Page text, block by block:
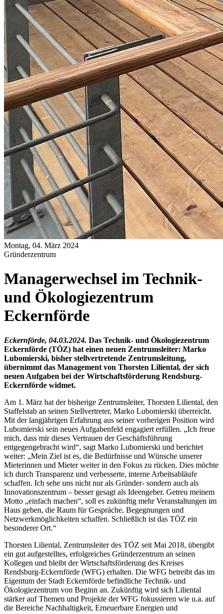
Montag, 04. März 2024
Gründerzentrum
Managerwechsel im Technik-
und Ökologiezentrum
Eckernförde
Eckernförde, 04.03.2024. Das Technik- und Ökologiezentrum
Eckernförde (TÖZ) hat einen neuen Zentrumsleiter: Marko
Lubomierski, bisher stellvertretende Zentrumsleitung,
übernimmt das Management von Thorsten Liliental, der sich
neuen Aufgaben bei der Wirtschaftsförderung Rendsburg-
Eckernförde widmet.
Am 1. März hat der bisherige Zentrumsleiter, Thorsten Liliental, den
Staffelstab an seinen Stellvertreter, Marko Lubomierski überreicht.
Mit der langjährigen Erfahrung aus seiner vorherigen Position wird
Lubomierski sein neues Aufgabenfeld engagiert erfüllen. „Ich freue
mich, dass mir dieses Vertrauen der Geschäftsführung
entgegengebracht wird“, sagt Marko Lubomierski und berichtet
weiter: „Mein Ziel ist es, die Bedürfnisse und Wünsche unserer
Mieterinnen und Mieter weiter in den Fokus zu rücken. Dies möchte
ich durch Transparenz und verbesserte, interne Arbeitsabläufe
schaffen. Ich sehe uns nicht nur als Gründer- sondern auch als
Innovationszentrum – besser gesagt als Ideengeber. Getreu meinem
Motto „einfach machen“, soll es zukünftig mehr Veranstaltungen im
Haus geben, die Raum für Gespräche, Begegnungen und
Netzwerkmöglichkeiten schaffen. Schließlich ist das TÖZ ein
besonderer Ort.“
Thorsten Liliental, Zentrumsleiter des TÖZ seit Mai 2018, übergibt
ein gut aufgestelltes, erfolgreiches Gründerzentrum an seinen
Kollegen und bleibt der Wirtschaftsförderung des Kreises
Rendsburg-Eckernförde (WFG) erhalten. Die WFG betreibt das im
Eigentum der Stadt Eckernförde befindliche Technik- und
Ökologiezentrum von Beginn an. Zukünftig wird sich Liliental
stärker auf Themen und Projekte der WFG fokussieren wie u.a. auf
die Bereiche Nachhaltigkeit, Erneuerbare Energien und